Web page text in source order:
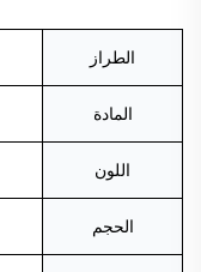
الطراز
المادة
اللون
الحجم